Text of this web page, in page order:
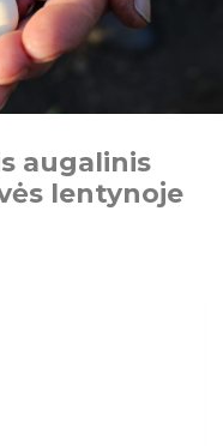
s augalinis
ės lentynoje